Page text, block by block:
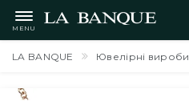
MENU
LA BANQUE Ювелірні вироби